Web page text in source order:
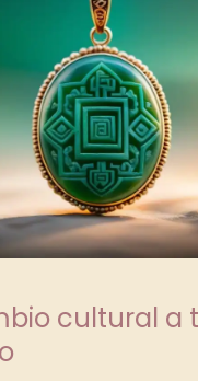
cultural a